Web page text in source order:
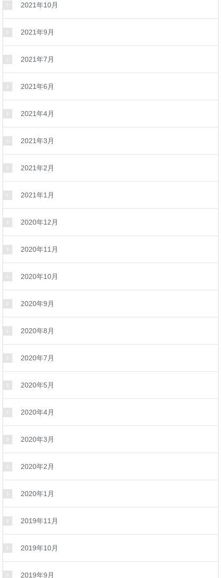
2021年10月
2021年9月
2021年7月
2021年6月
2021年4月
2021年3月
2021年2月
2021年1月
2020年12月
2020年11月
2020年10月
2020年9月
2020年8月
2020年7月
2020年5月
2020年4月
2020年3月
2020年2月
2020年1月
2019年11月
2019年10月
2019年9月